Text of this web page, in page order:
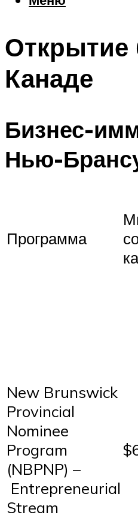
Шоппинг
Что посетить
Открытие
Канаде
Бизнес-
Нью-
Программа
New Brunswick
Provincial
Nominee
Program
(NBPNP) –
Entrepreneurial
Stream